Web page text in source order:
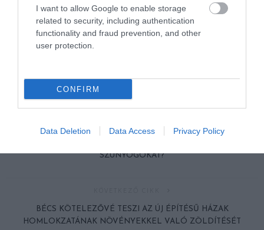
I want to allow Google to enable storage
related to security, including authentication
functionality and fraud prevention, and other
user protection.
CONFIRM
Data Deletion Data Access Privacy Policy
SZÚNYOGOKAT?
BÉCS KÖTELEZŐVÉ TESZI AZ ÚJ ÉPÍTÉSŰ HÁZAK
HOMLOKZATÁNAK NÖVÉNYEKKEL VALÓ ZÖLDÍTÉSÉT